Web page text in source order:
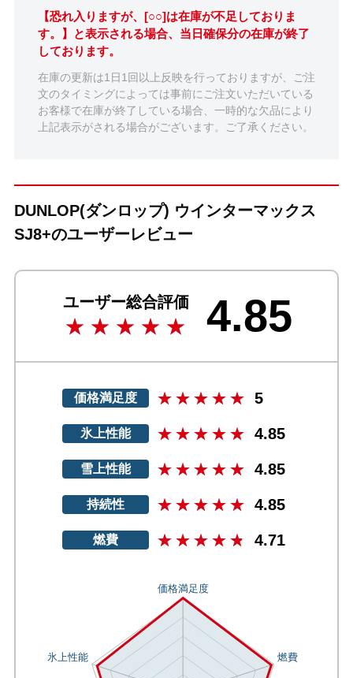
【恐れ入りますが、[○○]は在庫が不足しておりま
す。】と表示される場合、当日確保分の在庫が終了
しております。
在庫の更新は1日1回以上反映を行っておりますが、ご注
文のタイミングによっては事前にご注文いただいている
お客様で在庫が終了している場合、一時的な欠品により
上記表示がされる場合がございます。ご了承ください。
DUNLOP(ダンロップ) ウインターマックス
SJ8+のユーザーレビュー
ユーザー総合評価 4.85
価格満足度 5
氷上性能 4.85
雪上性能 4.85
持続性 4.85
燃費 4.71